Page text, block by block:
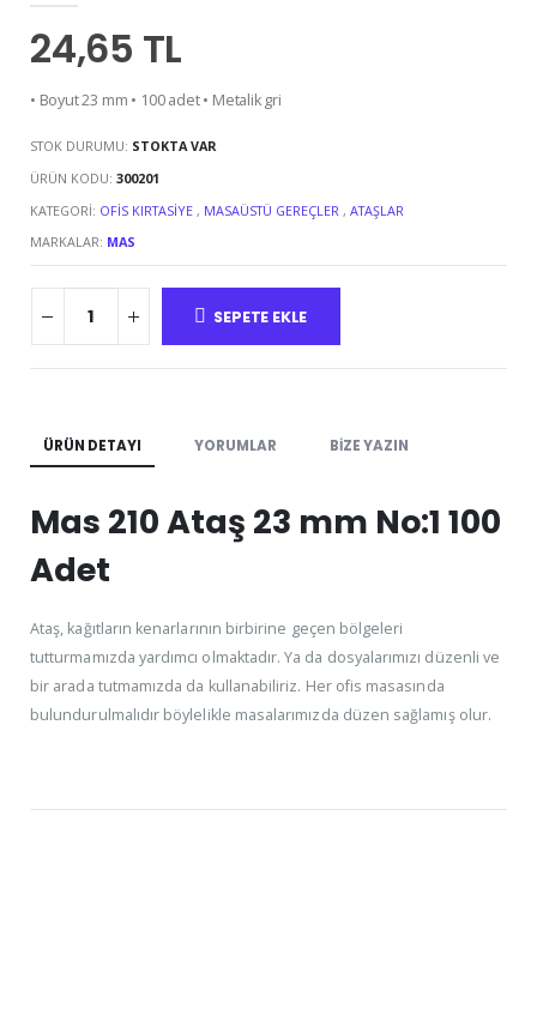
24,65 TL
• Boyut 23 mm • 100 adet • Metalik gri
STOK DURUMU: STOKTA VAR
ÜRÜN KODU:300201
KATEGORI: OFIS KIRTASIYE , MASAÜSTÜ GEREÇLER ,ATAŞLAR
MARKALAR: MAS
SEPETE EKLE
ÜRÜN DETAYI YORUMLAR BIZE YAZIN
Mas 210 Ataş 23 mm No:1 100
Adet
Ataş, kağıtların kenarlarının birbirine geçen bölgeleri
tutturmamızda yardımcı olmaktadır. Ya da dosyalarımızı düzenli ve
bir arada tutmamızda da kullanabiliriz. Her ofis masasında
bulundurulmalıdır böylelikle masalarımızda düzen sağlamış olur.